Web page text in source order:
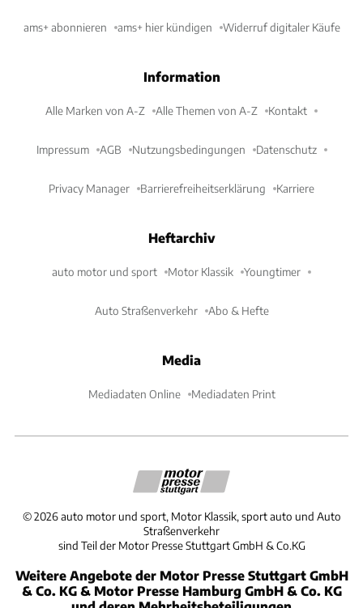
ams+ abonnieren ams+ hier kündigen Widerruf digitaler Käufe
Information
Alle Marken von A-Z Alle Themen von A-Z Kontakt
Impressum AGB Nutzungsbedingungen Datenschutz
Privacy Manager Barrierefreiheitserklärung Karriere
Heftarchiv
auto motor und sport Motor Klassik Youngtimer
Auto Straßenverkehr Abo & Hefte
Media
Mediadaten Online Mediadaten Print
©2026 auto motor und sport, Motor Klassik, sport auto und Auto
Straßenverkehr
sind Teil der Motor Presse Stuttgart GmbH & Co.KG
Weitere Angebote der Motor Presse Stuttgart GmbH
& Co. KG & Motor Presse Hamburg GmbH & Co. KG